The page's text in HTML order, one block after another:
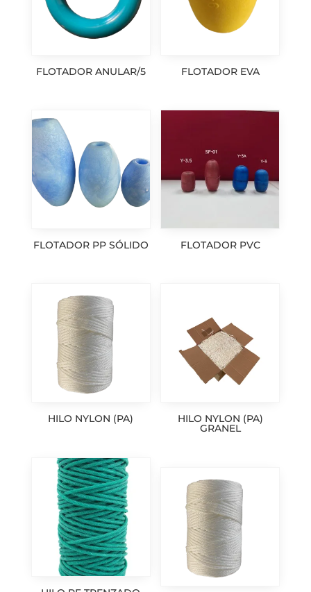
FLOTADOR ANULAR/5 FLOTADOR EVA
FLOTADOR PP SÓLIDO FLOTADOR PVC
HILO NYLON (PA) HILO NYLON (PA)
GRANEL